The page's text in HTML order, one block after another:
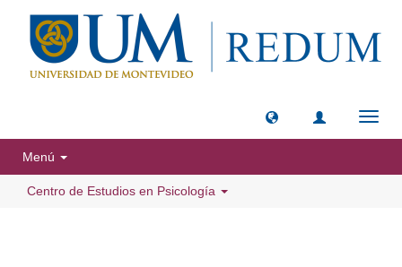
Menú
Centro de Estudios en Psicología